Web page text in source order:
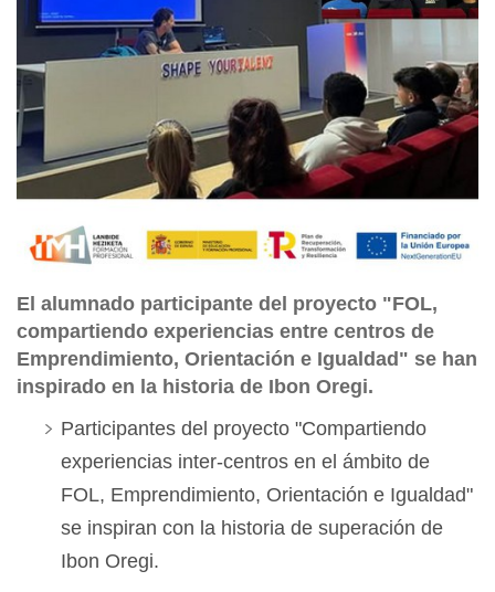
El alumnado participante del proyecto "FOL,
compartiendo experiencias entre centros de
Emprendimiento, Orientación e Igualdad" se han
inspirado en la historia de Ibon Oregi.
Participantes del proyecto "Compartiendo
experiencias inter-centros en el ámbito de
FOL, Emprendimiento, Orientación e Igualdad"
se inspiran con la historia de superación de
Ibon Oregi.